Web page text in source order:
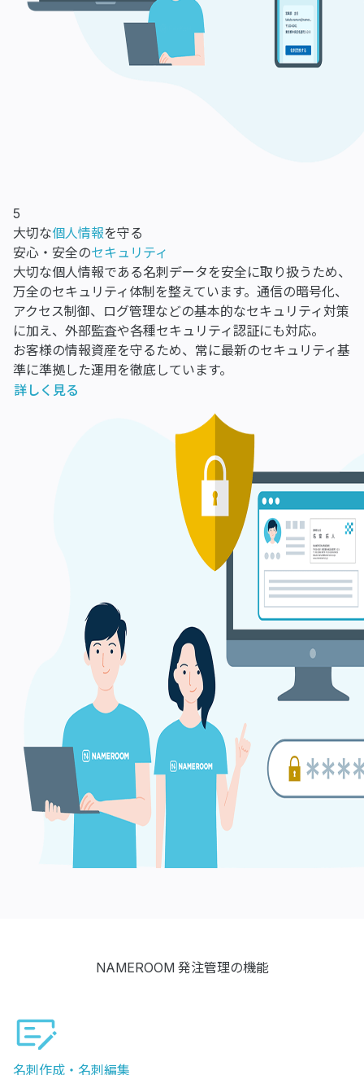
5
大切な個人情報を守る
安心・安全のセキュリティ
大切な個人情報である名刺データを安全に取り扱うため、
万全のセキュリティ体制を整えています。通信の暗号化、
アクセス制御、ログ管理などの基本的なセキュリティ対策
に加え、外部監査や各種セキュリティ認証にも対応。
お客様の情報資産を守るため、常に最新のセキュリティ基
準に準拠した運用を徹底しています。
詳しく見る
NAMEROOM 発注管理の機能
名刺作成・名刺編集